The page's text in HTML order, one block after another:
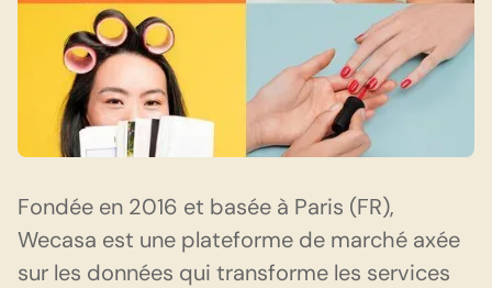
Fondée en 2016 et basée à Paris (FR),
Wecasa est une plateforme de marché axée
sur les données qui transforme les services